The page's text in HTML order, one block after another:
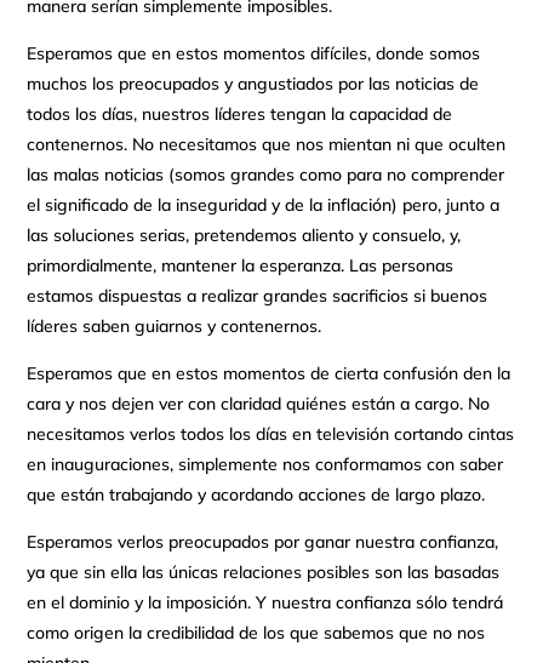
manera serían simplemente imposibles.
Esperamos que en estos momentos difíciles, donde somos
muchos los preocupados y angustiados por las noticias de
todos los días, nuestros líderes tengan la capacidad de
contenernos. No necesitamos que nos mientan ni que oculten
las malas noticias (somos grandes como para no comprender
el significado de la inseguridad y de la inflación) pero, junto a
las soluciones serias, pretendemos aliento y consuelo, y,
primordialmente, mantener la esperanza. Las personas
estamos dispuestas a realizar grandes sacrificios si buenos
líderes saben guiarnos y contenernos.
Esperamos que en estos momentos de cierta confusión den la
cara y nos dejen ver con claridad quiénes están a cargo. No
necesitamos verlos todos los días en televisión cortando cintas
en inauguraciones, simplemente nos conformamos con saber
que están trabajando y acordando acciones de largo plazo.
Esperamos verlos preocupados por ganar nuestra confianza,
ya que sin ella las únicas relaciones posibles son las basadas
en el dominio y la imposición. Y nuestra confianza sólo tendrá
como origen la credibilidad de los que sabemos que no nos